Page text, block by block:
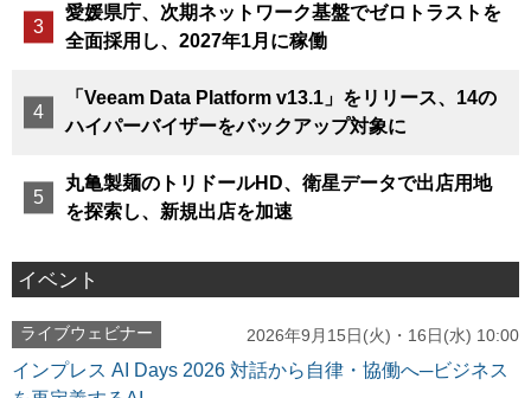
愛媛県庁、次期ネットワーク基盤でゼロトラストを
全面採用し、2027年1月に稼働
「Veeam Data Platform v13.1」をリリース、14の
ハイパーバイザーをバックアップ対象に
丸亀製麺のトリドールHD、衛星データで出店用地
を探索し、新規出店を加速
イベント
ライブウェビナー 2026年9月15日(火)・16日(水) 10:00
インプレス AI Days 2026 対話から自律・協働へ─ビジネス